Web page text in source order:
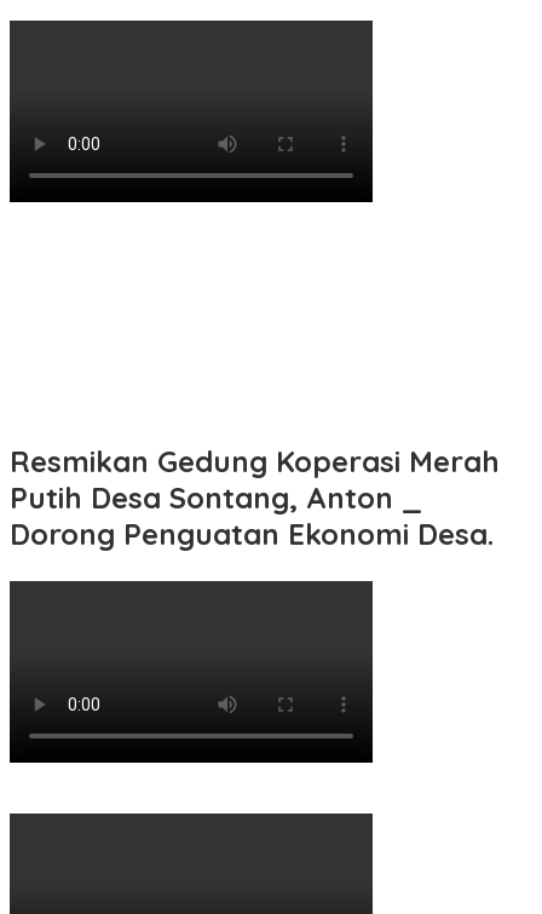
Resmikan Gedung Koperasi Merah
Putih Desa Sontang, Anton _
Dorong Penguatan Ekonomi Desa.